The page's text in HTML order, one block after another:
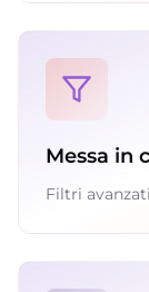
Messa in
Filtri